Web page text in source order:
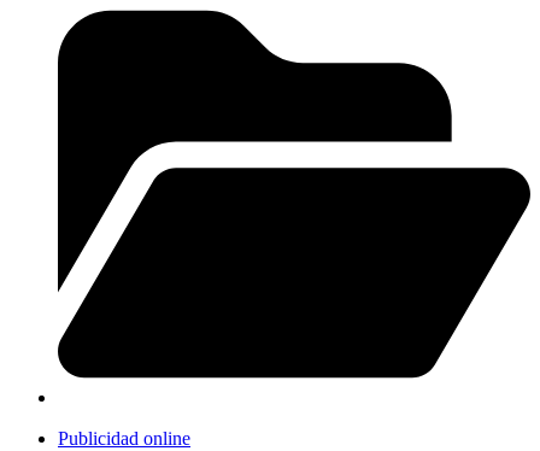
Publicidad online